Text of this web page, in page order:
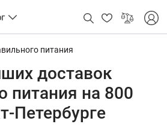
питания
доставок
питания на 800
Петербурге